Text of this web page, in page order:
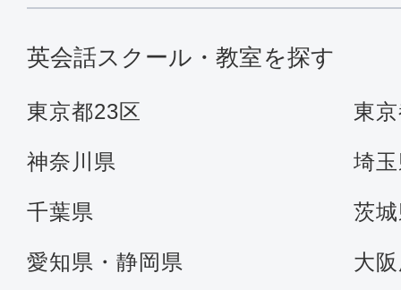
英会話スクール・教室を探す
東京都23区 東
神奈川県 埼
千葉県 茨
愛知県・静岡県 大